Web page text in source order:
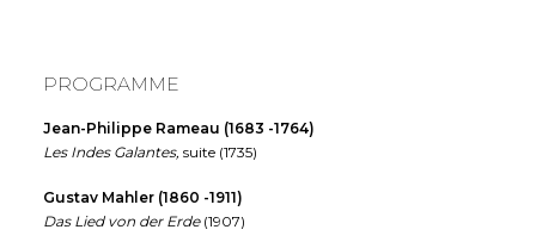
PROGRAMME
Jean-Philippe Rameau (1683 -1764)
Les Indes Galantes, suite (1735)
Gustav Mahler (1860 -1911)
Das Lied von der Erde (1907)